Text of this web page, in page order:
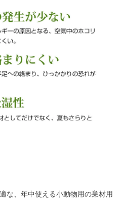
な、年中使える小動物用の巣材用